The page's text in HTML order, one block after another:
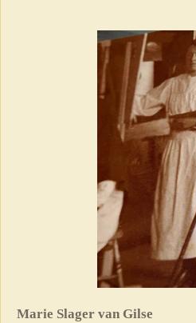
Marie Slager van Gilse